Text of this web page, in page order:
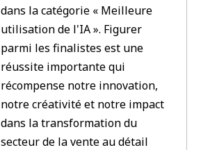
dans la catégorie « Meilleure
utilisation de l'IA ». Figurer
parmi les finalistes est une
réussite importante qui
récompense notre innovation,
notre créativité et notre impact
dans la transformation du
secteur de la vente au détail